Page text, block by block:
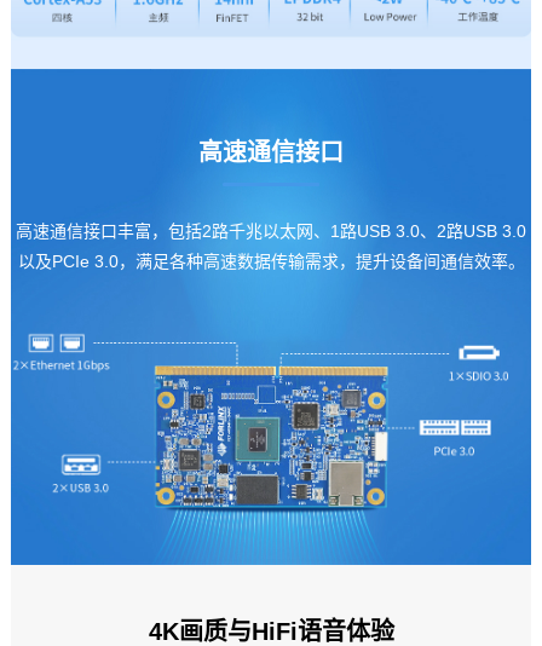
高速通信接口
高速通信接口丰富，包括2路千兆以太网、1路USB 3.0、2路USB 3.0
以及PCIe 3.0，满足各种高速数据传输需求，提升设备间通信效率。
4K画质与HiFi语音体验